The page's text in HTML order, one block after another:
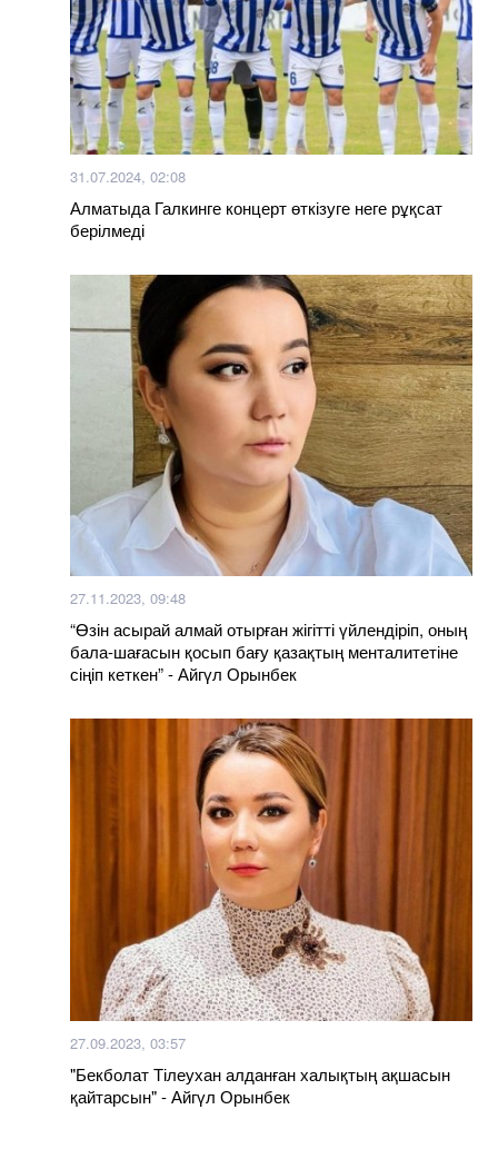
31.07.2024, 02:08
Алматыда Галкинге концерт өткізуге неге рұқсат
берілмеді
27.11.2023, 09:48
“Өзін асырай алмай отырған жігітті үйлендіріп, оның
бала-шағасын қосып бағу қазақтың менталитетіне
сіңіп кеткен” - Айгүл Орынбек
27.09.2023, 03:57
"Бекболат Тілеухан алданған халықтың ақшасын
қайтарсын" - Айгүл Орынбек